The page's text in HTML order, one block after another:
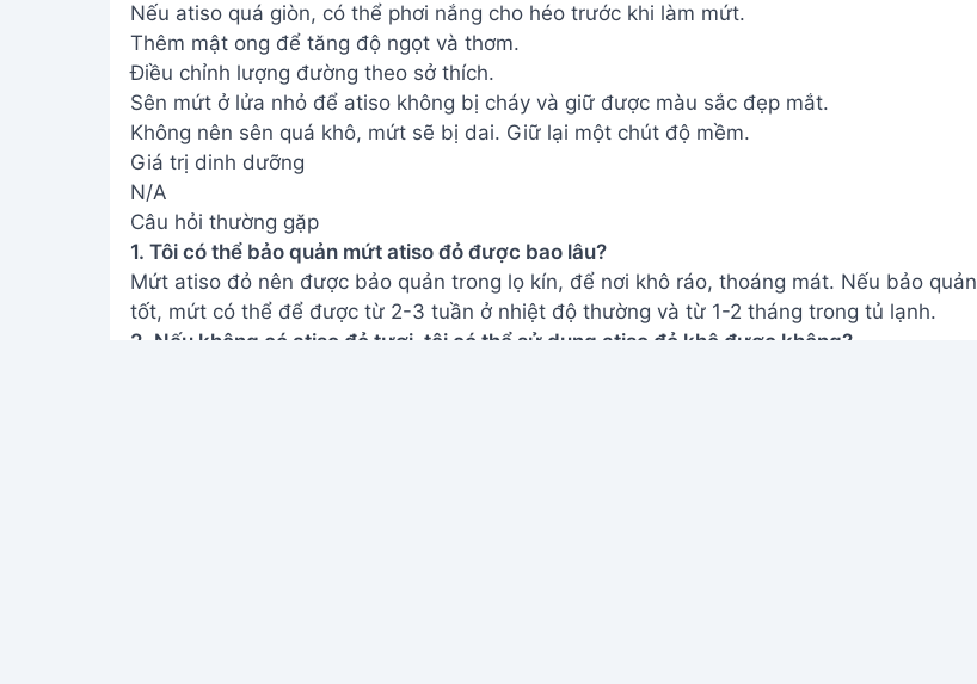
Nếu atiso quá giòn, có thể phơi nắng cho héo trước khi làm mứt.
Thêm mật ong để tăng độ ngọt và thơm.
Điều chỉnh lượng đường theo sở thích.
Sên mứt ở lửa nhỏ để atiso không bị cháy và giữ được màu sắc đẹp mắt.
Không nên sên quá khô, mứt sẽ bị dai. Giữ lại một chút độ mềm.
Giá trị dinh dưỡng
N/A
Câu hỏi thường gặp
1. Tôi có thể bảo quản mứt atiso đỏ được bao lâu?
Mứt atiso đỏ nên được bảo quản trong lọ kín, để nơi khô ráo, thoáng mát. Nếu bảo quản
tốt, mứt có thể để được từ 2-3 tuần ở nhiệt độ thường và từ 1-2 tháng trong tủ lạnh.
2. Nếu không có atiso đỏ tươi, tôi có thể sử dụng atiso đỏ khô được không?